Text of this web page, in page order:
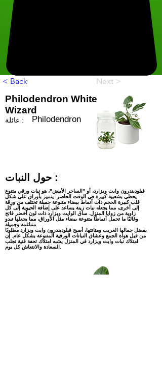
< Back Next >
Philodendron White
Wizard
عائلة : Philodendron
حول النبات :
فيلوديندرون وايت ويزارد، أو "الساحر الأبيض"، هو نبات ورقي متنوع
يحظى بشعبية كبيرة في الوقت الحاضر. يتميز بأوراق على شكل
قلب كبيرة الحجم ذات أنماط بيضاء متنوعة جميلة تختلف من ورقة
إلى أخرى، مما يجعله نبات زينة يساعد على إضافة الحيوية إلى كل
زاوية من زوايا المنزل. ساق الوايت ويزارد ذات لون أخضر فاتح
وغالبًا ما تحمل أنماطًا متنوعة بيضاء مثل الأوراق، مما يجعلها تبدو
متناغمة وجميلة.
بفضل جمالها الغريب ومتانتها، أصبح فيلوديندرون وايت ويزارد مطلوبًا
من قبل هواة الجمع وعشاق النباتات الورقية المتنوعة بشكل عام. إن
امتلاك نبات وايت ويزارد في المنزل يشبه امتلاك تحفة فنية تجلب
السعادة والانتعاش كل يوم.